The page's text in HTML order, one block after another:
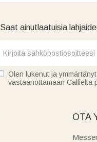
Saat ainutlaatuisia
Olen lukenut ja ymmärtänyt
vastaanottamaan Callielta
OTA